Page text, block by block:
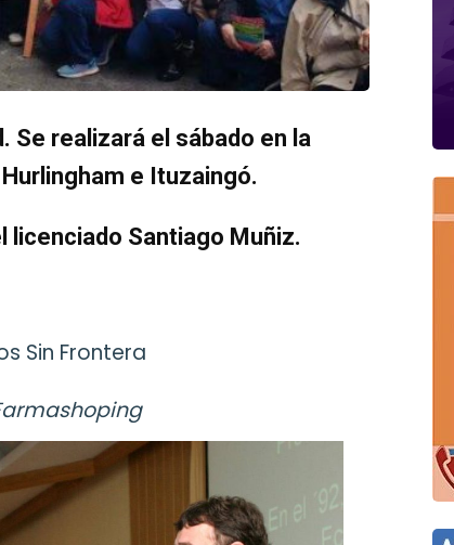
Se realizará el sábado en la
e Ituzaingó.
licenciado Santiago Muñiz.
Sin Frontera